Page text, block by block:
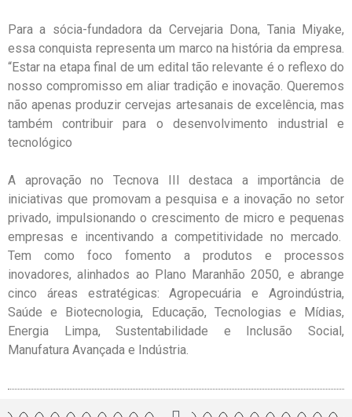
Para a sócia-fundadora da Cervejaria Dona, Tania Miyake,
essa conquista representa um marco na história da empresa.
“Estar na etapa final de um edital tão relevante é o reflexo do
nosso compromisso em aliar tradição e inovação. Queremos
não apenas produzir cervejas artesanais de excelência, mas
também contribuir para o desenvolvimento industrial e
tecnológico
A aprovação no Tecnova III destaca a importância de
iniciativas que promovam a pesquisa e a inovação no setor
privado, impulsionando o crescimento de micro e pequenas
empresas e incentivando a competitividade no mercado.
Tem como foco fomento a produtos e processos
inovadores, alinhados ao Plano Maranhão 2050, e abrange
cinco áreas estratégicas: Agropecuária e Agroindústria,
Saúde e Biotecnologia, Educação, Tecnologias e Mídias,
Energia Limpa, Sustentabilidade e Inclusão Social,
Manufatura Avançada e Indústria.